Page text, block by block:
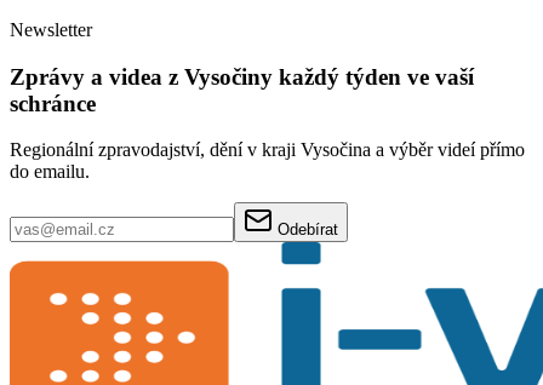
Newsletter
Zprávy a videa z Vysočiny každý týden ve vaší
schránce
Regionální zpravodajství, dění v kraji Vysočina a výběr videí přímo
do emailu.
Odebírat